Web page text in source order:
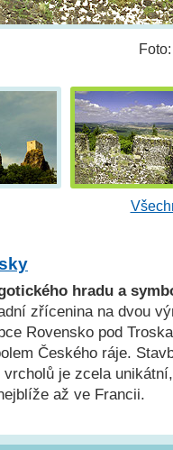
hradu a
zřícenina na dvou
Rovensko pod
Českého ráje.
vrcholů je zcela
až ve Francii.